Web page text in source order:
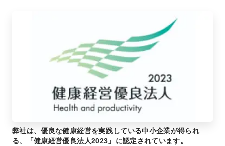
弊社は、優良な健康経営を実践している中小企業が得られ
る、「健康経営優良法人2023」に認定されています。